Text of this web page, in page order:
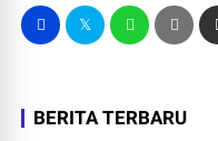
BERITA TERBARU